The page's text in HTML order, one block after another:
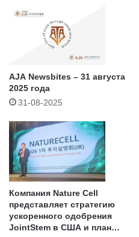
AJA Newsbites – 31 августа
2025 года
31-08-2025
Компания Nature Cell
представляет стратегию
ускоренного одобрения
JointStem в США и план